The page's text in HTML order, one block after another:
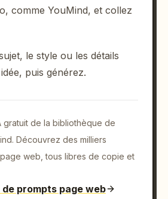
comme YouMind, et collez
le style ou les détails
puis générez.
gratuit de la bibliothèque de
Découvrez des milliers
web, tous libres de copie et
prompts page web